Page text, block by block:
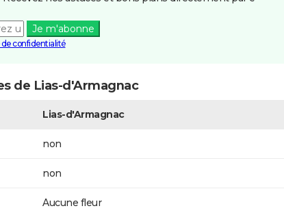
Je m'abonne
confidentialité
de Lias-d'Armagnac
Lias-d'Armagnac
non
non
Aucune fleur